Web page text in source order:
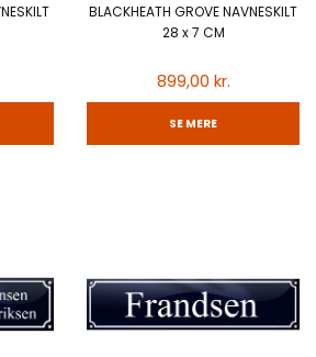
BLACKHEATH GROVE NAVNESKILT
28 x 7 CM
899,00 kr.
SE MERE